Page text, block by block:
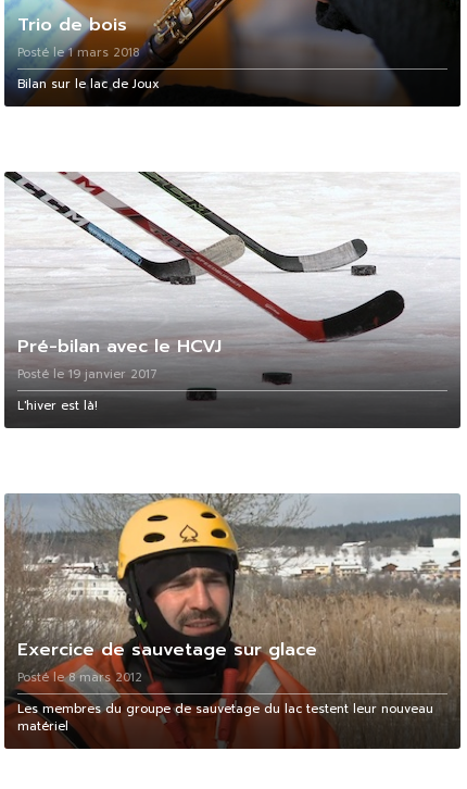
Trio de bois
Posté le 1 mars 2018
Bilan sur le lac de Joux
Pré-bilan avec le HCVJ
Posté le 19 janvier 2017
L'hiver est là!
Exercice de sauvetage sur glace
Posté le 8 mars 2012
Les membres du groupe de sauvetage du lac testent leur nouveau
matériel